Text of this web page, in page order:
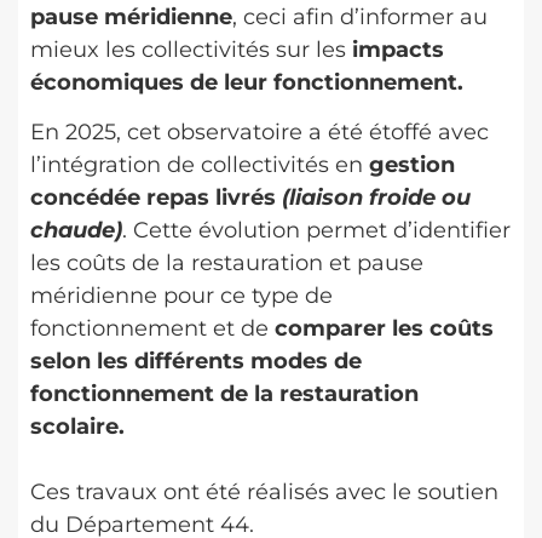
pause méridienne, ceci afin d’informer au
mieux les collectivités sur les impacts
économiques de leur fonctionnement.
En 2025, cet observatoire a été étoffé avec
l’intégration de collectivités en gestion
concédée repas livrés (liaison froide ou
chaude). Cette évolution permet d’identifier
les coûts de la restauration et pause
méridienne pour ce type de
fonctionnement et de comparer les coûts
selon les différents modes de
fonctionnement de la restauration
scolaire.
Ces travaux ont été réalisés avec le soutien
du Département 44.